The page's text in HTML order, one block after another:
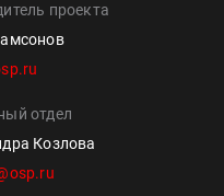
проекта
отдел
Козлова